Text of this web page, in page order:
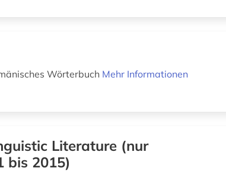
Wörterbuch Mehr Informationen
Literature (nur
bis 2015)